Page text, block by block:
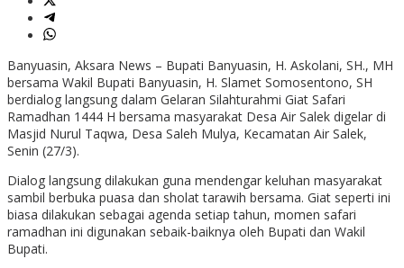
Banyuasin, Aksara News – Bupati Banyuasin, H. Askolani, SH., MH
bersama Wakil Bupati Banyuasin, H. Slamet Somosentono, SH
berdialog langsung dalam Gelaran Silahturahmi Giat Safari
Ramadhan 1444 H bersama masyarakat Desa Air Salek digelar di
Masjid Nurul Taqwa, Desa Saleh Mulya, Kecamatan Air Salek,
Senin (27/3).
Dialog langsung dilakukan guna mendengar keluhan masyarakat
sambil berbuka puasa dan sholat tarawih bersama. Giat seperti ini
biasa dilakukan sebagai agenda setiap tahun, momen safari
ramadhan ini digunakan sebaik-baiknya oleh Bupati dan Wakil
Bupati.